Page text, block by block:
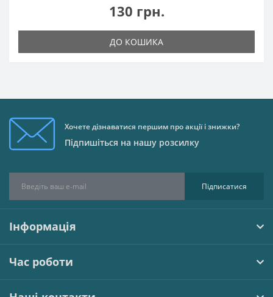
130 грн.
ДО КОШИКА
Хочете дізнаватися першим про акції і знижки?
Підпишіться на нашу розсилку
Підписатися
Інформація
Час роботи